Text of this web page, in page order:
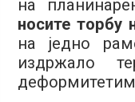
на
носите торбу
на једно
издржало